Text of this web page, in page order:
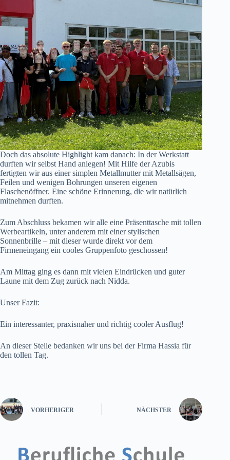
Doch das absolute Highlight kam danach: In der Werkstatt
durften wir selbst Hand anlegen! Mit Hilfe der Azubis
fertigten wir aus einer simplen Metallmutter mit Metallsägen,
Feilen und wenigen Bohrungen unseren eigenen
Flaschenöffner. Eine schöne Erinnerung, die wir natürlich
mitnehmen durften.
Zum Abschluss bekamen wir alle eine Präsenttasche mit tollen
Werbeartikeln, unter anderem mit einer stylischen
Sonnenbrille – mit dieser wurde direkt vor dem
Firmeneingang ein cooles Gruppenfoto geschossen!
Am Mittag ging es dann mit vielen Eindrücken und guter
Laune mit dem Zug zurück nach Nidda.
Unser Fazit:
Ein interessanter, praxisnaher und richtig cooler Ausflug!
An dieser Stelle bedanken wir uns bei der Firma Hassia für
den tollen Tag.
VORHERIGER NÄCHSTER